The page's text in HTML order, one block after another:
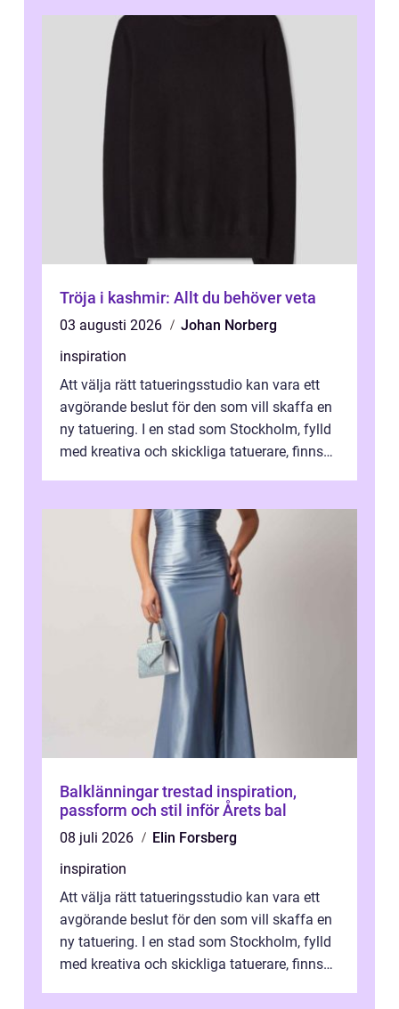
Tröja i kashmir: Allt du behöver veta
03 augusti 2026
Johan Norberg
inspiration
Att välja rätt tatueringsstudio kan vara ett
avgörande beslut för den som vill skaffa en
ny tatuering. I en stad som Stockholm, fylld
med kreativa och skickliga tatuerare, finns
Balklänningar trestad inspiration,
passform och stil inför Årets bal
08 juli 2026
Elin Forsberg
inspiration
Att välja rätt tatueringsstudio kan vara ett
avgörande beslut för den som vill skaffa en
ny tatuering. I en stad som Stockholm, fylld
med kreativa och skickliga tatuerare, finns